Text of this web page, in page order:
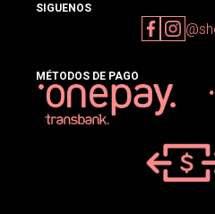
SIGUENOS
MÉTODOS DE PAGO